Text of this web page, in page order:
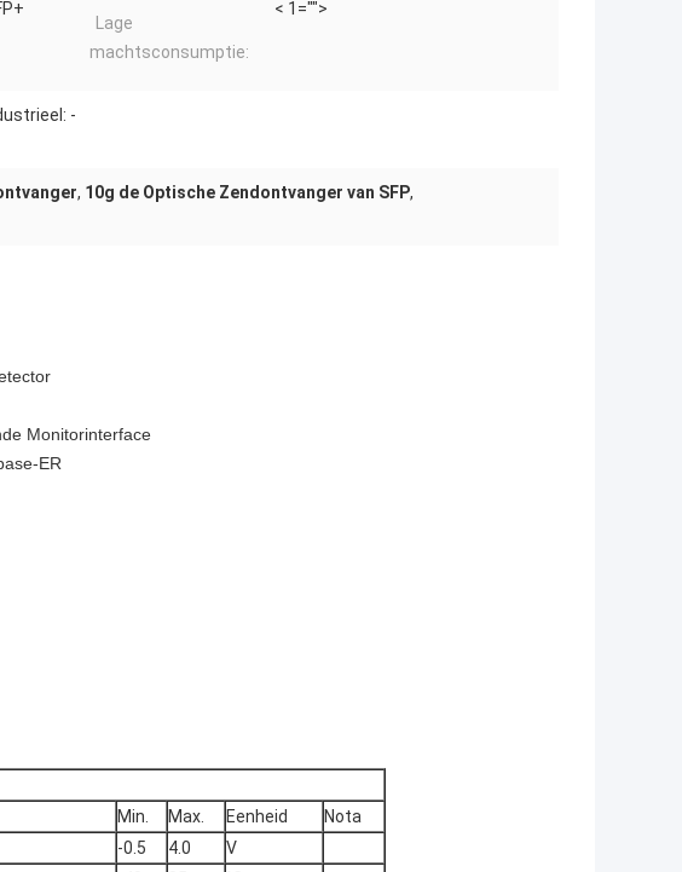
Lage
machtsconsumptie:
< 1="">
-
, 10g de Optische Zendontvanger van SFP,
Monitorinterface
ER
Min. Max. Eenheid
Nota
-0.5 4.0
V